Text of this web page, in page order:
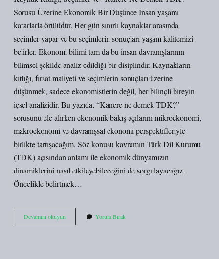
Sorusu Üzerine Ekonomik Bir Düşünce İnsan yaşamı
kararlarla örülüdür. Her gün sınırlı kaynaklar arasında
seçimler yapar ve bu seçimlerin sonuçları yaşam kalitemizi
belirler. Ekonomi bilimi tam da bu insan davranışlarının
bilimsel şekilde analiz edildiği bir disiplindir. Kaynakların
kıtlığı, fırsat maliyeti ve seçimlerin sonuçları üzerine
düşünmek, sadece ekonomistlerin değil, her bilinçli bireyin
içsel analizidir. Bu yazıda, “Kanere ne demek TDK?”
sorusunu ele alırken ekonomik bakış açılarını mikroekonomi,
makroekonomi ve davranışsal ekonomi perspektifleriyle
birlikte tartışacağım. Söz konusu kavramın Türk Dil Kurumu
(TDK) açısından anlamı ile ekonomik dünyamızın
dinamiklerini nasıl etkileyebileceğini de sorgulayacağız.
Öncelikle belirtmek…
Devamını okuyun
ne
Yorum Bırak